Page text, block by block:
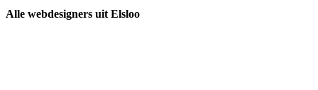
Alle webdesigners uit Elsloo